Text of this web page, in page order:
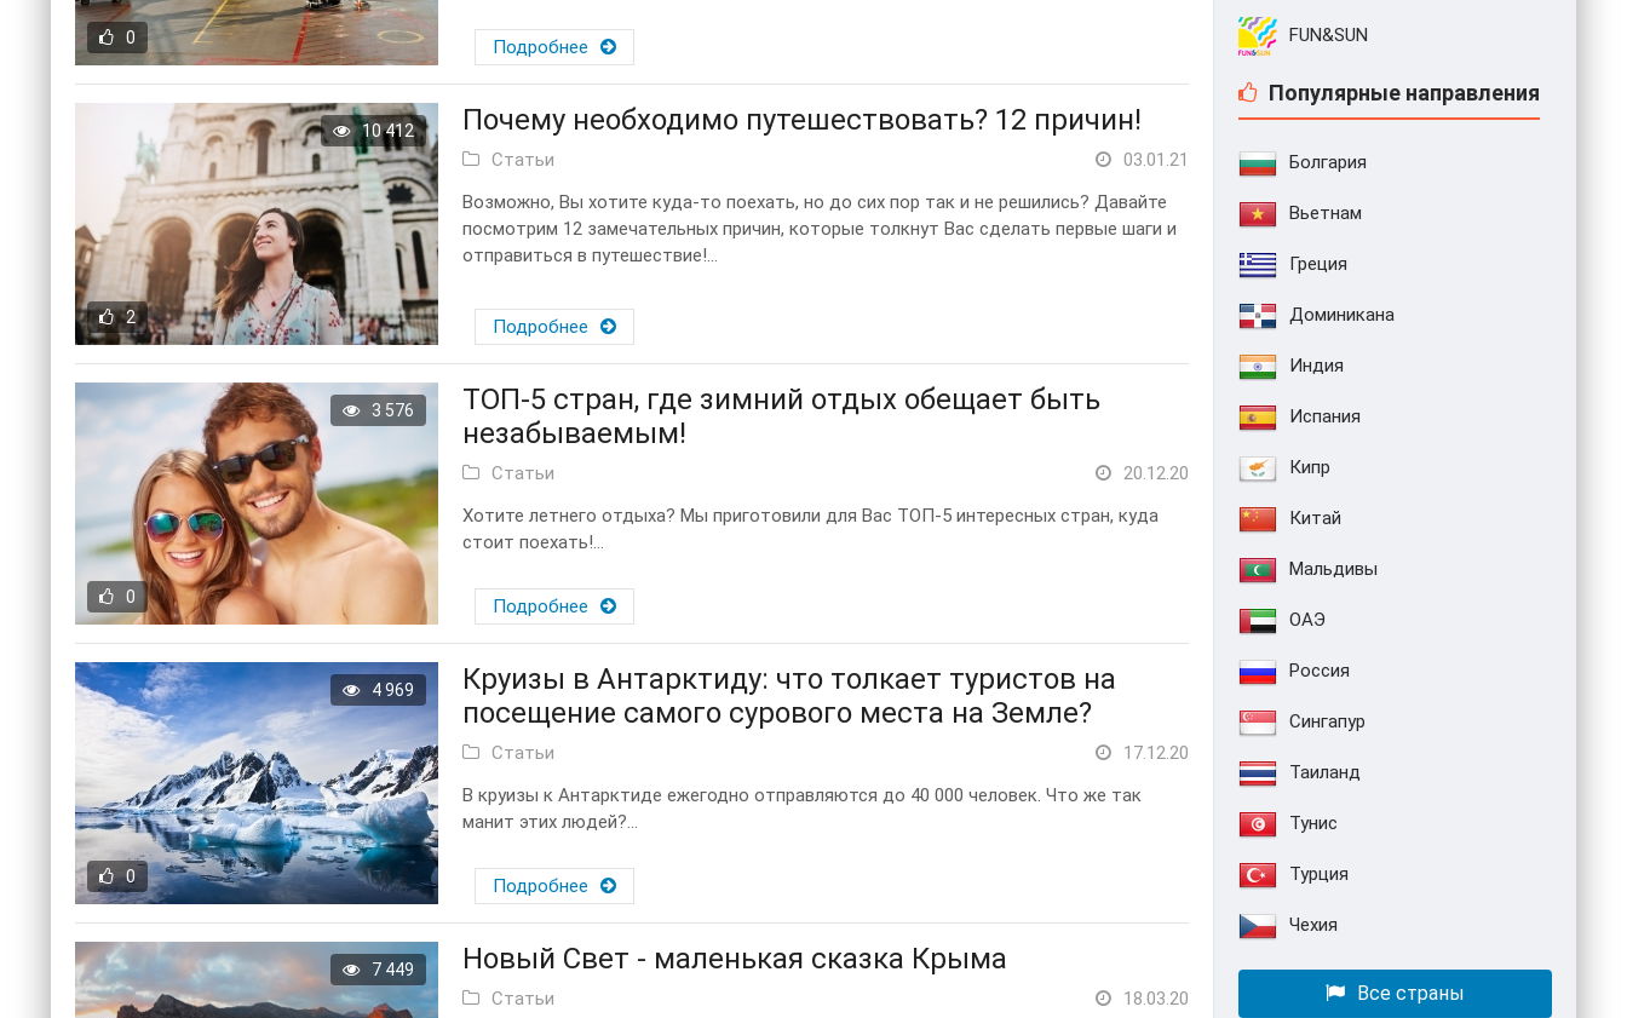
0 Подробнее
2
10 412 Почему необходимо путешествовать? 12 причин!
Статьи
03.01.21
Возможно, Вы хотите куда-то поехать, но до сих пор так и не решились? Давайте
посмотрим 12 замечательных причин, которые толкнут Вас сделать первые шаги и
отправиться в путешествие!...
Подробнее
0
3 576
ТОП-5 стран, где зимний отдых обещает быть
незабываемым!
Статьи
20.12.20
Хотите летнего отдыха? Мы приготовили для Вас ТОП-5 интересных стран, куда
стоит поехать!...
Подробнее
0
4 969
Круизы в Антарктиду: что толкает туристов на
посещение самого сурового места на Земле?
Статьи
17.12.20
В круизы к Антарктиде ежегодно отправляются до 40 000 человек. Что же так
манит этих людей?...
Подробнее
7 449 Новый Свет - маленькая сказка Крыма
Статьи
18.03.20
FUN&SUN
Популярные направления
Болгария
Вьетнам
Греция
Доминикана
Индия
Испания
Кипр
Китай
Мальдивы
ОАЭ
Россия
Сингапур
Таиланд
Тунис
Турция
Чехия
Все страны